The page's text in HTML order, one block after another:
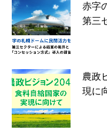
赤字
第三
農政
現に